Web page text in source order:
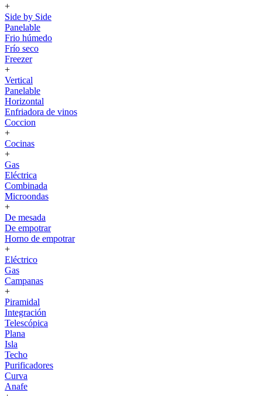
+
Side by Side
Panelable
Frio húmedo
Frío seco
Freezer
+
Vertical
Panelable
Horizontal
Enfriadora de vinos
Coccion
+
Cocinas
+
Gas
Eléctrica
Combinada
Microondas
+
De mesada
De empotrar
Horno de empotrar
+
Eléctrico
Gas
Campanas
+
Piramidal
Integración
Telescópica
Plana
Isla
Techo
Purificadores
Curva
Anafe